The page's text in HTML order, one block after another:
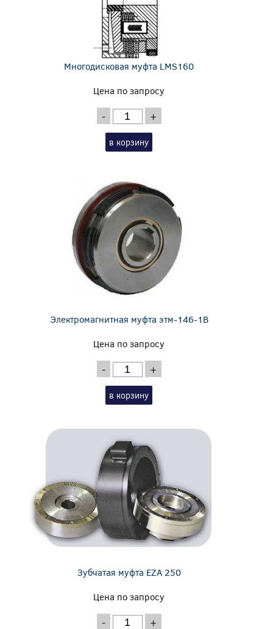
Многодисковая муфта LMS160
Цена по запросу
- +
в корзину
Электромагнитная муфта этм-146-1В
Цена по запросу
- +
в корзину
Зубчатая муфта EZA 250
Цена по запросу
- +